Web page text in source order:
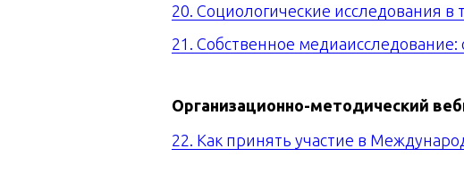
20. Социологические исследования в
21. Собственное
Организационно-методический
22. Как принять участие в